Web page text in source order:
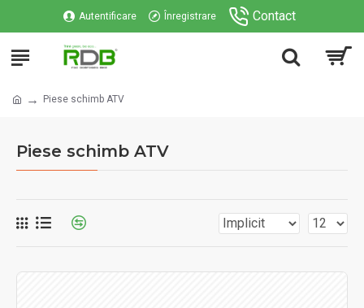
Autentificare Înregistrare Contact
Piese schimb ATV
Piese schimb ATV